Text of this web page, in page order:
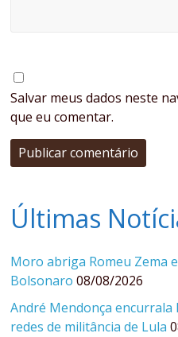
Salvar meus dados neste
que eu comentar.
Últimas
Moro abriga Romeu Zema
Bolsonaro 08/08/2026
André Mendonça
redes de militância de Lula